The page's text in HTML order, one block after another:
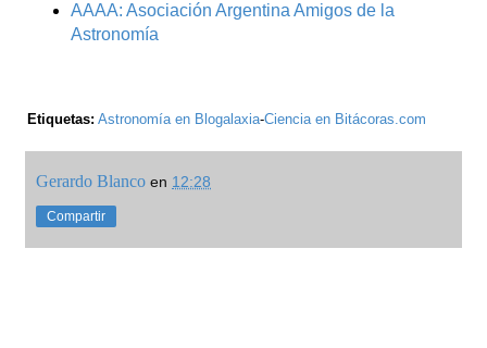
AAAA: Asociación Argentina Amigos de la
Astronomía
Etiquetas: Astronomía en Blogalaxia-Ciencia en Bitácoras.com
Gerardo Blanco en 12:28
Compartir